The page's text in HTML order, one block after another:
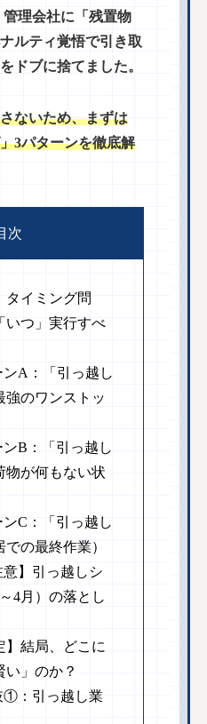
理会社に「残置物
ルティ覚悟で引き取
ドブに捨てました。
ないため、まずは
3パターンを徹底解
次
タイミング問
いつ」実行すべ
ンA：「引っ越し
強のワンストッ
ンB：「引っ越し
物が何もない状
ンC：「引っ越し
の最終作業）
意】引っ越しシ
4月）の落とし
】結局、どこに
い」のか？
①：引っ越し業